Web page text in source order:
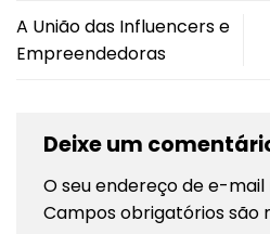
A União das Influencers e
Empreendedoras
Deixe um
O seu endereço de e-
Campos obrigatórios são